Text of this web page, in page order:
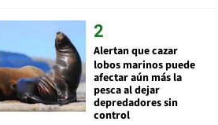
Alertan que cazar
lobos marinos puede
afectar aún más la
pesca al dejar
depredadores sin
control